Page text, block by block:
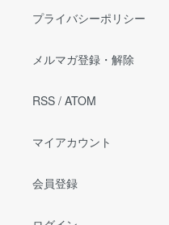
プライバシーポリシー
メルマガ登録・解除
RSS / ATOM
マイアカウント
会員登録